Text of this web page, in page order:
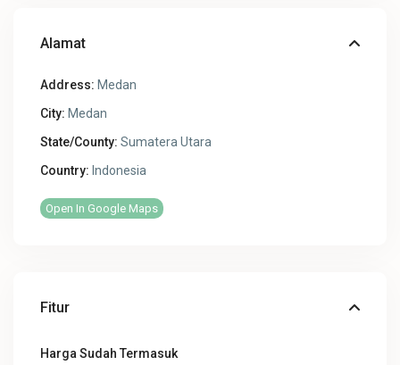
Alamat
Address: Medan
City: Medan
State/County: Sumatera Utara
Country: Indonesia
Open In Google Maps
Fitur
Harga Sudah Termasuk